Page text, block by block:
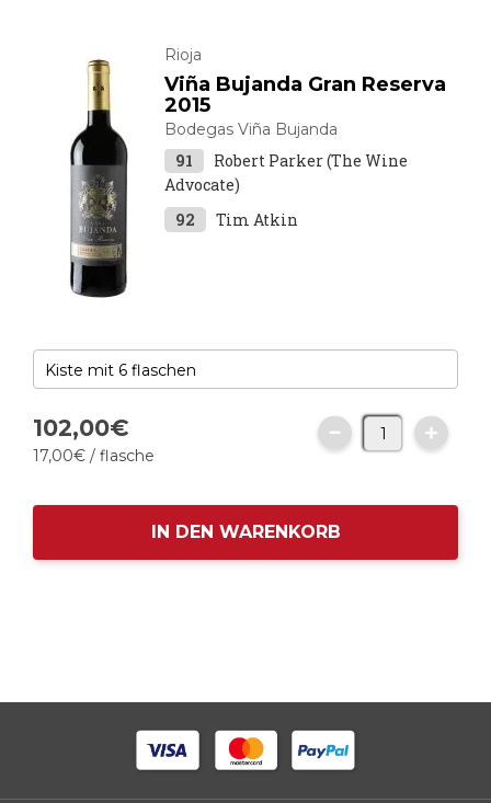
Rioja
Viña Bujanda Gran Reserva
2015
Bodegas Viña Bujanda
91
Robert Parker (The Wine
Advocate)
92
Tim Atkin
102,00€
17,00€ / flasche
IN DEN WARENKORB